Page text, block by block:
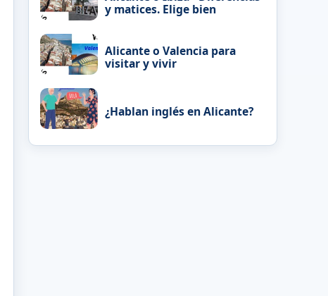
y matices. Elige bien
Alicante o Valencia para
visitar y vivir
¿Hablan inglés en Alicante?